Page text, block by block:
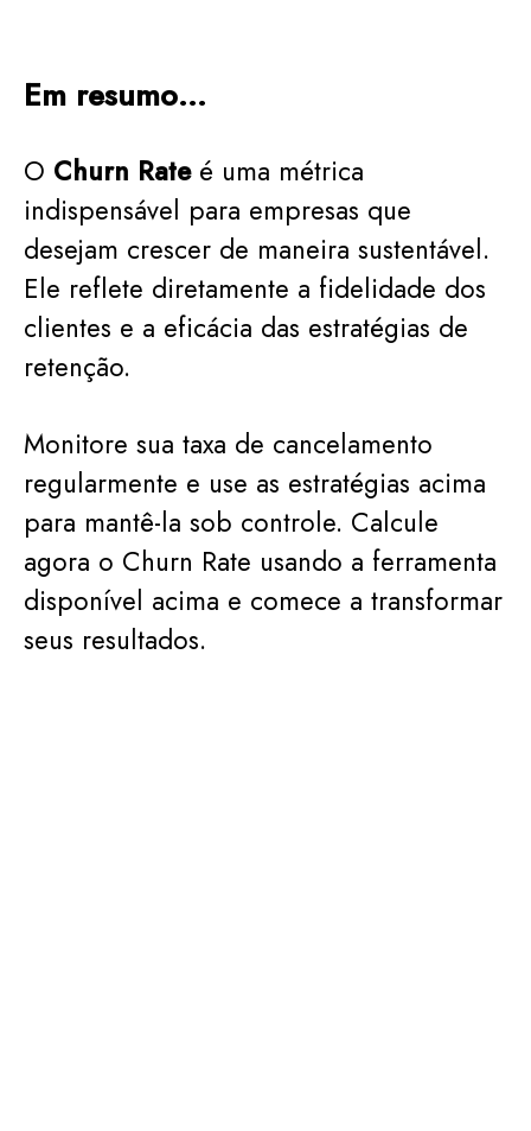
Em resumo…
O Churn Rateé uma métrica
indispensável para empresas que
desejam crescer de maneira sustentável.
Ele reflete diretamente a fidelidade dos
clientes e a eficácia das estratégias de
retenção.
Monitore sua taxa de cancelamento
regularmente e use as estratégias acima
para mantê-la sob controle. Calcule
agora o Churn Rate usando a ferramenta
disponível acima e comece a transformar
seus resultados.